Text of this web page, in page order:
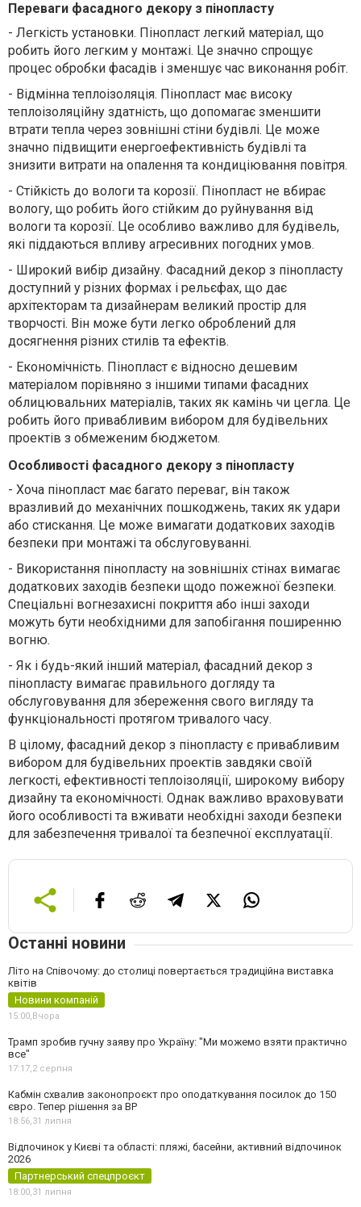
Переваги фасадного декору з пінопласту
- Легкість установки. Пінопласт легкий матеріал, що
робить його легким у монтажі. Це значно спрощує
процес обробки фасадів і зменшує час виконання робіт.
- Відмінна теплоізоляція. Пінопласт має високу
теплоізоляційну здатність, що допомагає зменшити
втрати тепла через зовнішні стіни будівлі. Це може
значно підвищити енергоефективність будівлі та
знизити витрати на опалення та кондиціювання повітря.
- Стійкість до вологи та корозії. Пінопласт не вбирає
вологу, що робить його стійким до руйнування від
вологи та корозії. Це особливо важливо для будівель,
які піддаються впливу агресивних погодних умов.
- Широкий вибір дизайну. Фасадний декор з пінопласту
доступний у різних формах і рельєфах, що дає
архітекторам та дизайнерам великий простір для
творчості. Він може бути легко оброблений для
досягнення різних стилів та ефектів.
- Економічність. Пінопласт є відносно дешевим
матеріалом порівняно з іншими типами фасадних
облицювальних матеріалів, таких як камінь чи цегла. Це
робить його привабливим вибором для будівельних
проектів з обмеженим бюджетом.
Особливості фасадного декору з пінопласту
- Хоча пінопласт має багато переваг, він також
вразливий до механічних пошкоджень, таких як удари
або стискання. Це може вимагати додаткових заходів
безпеки при монтажі та обслуговуванні.
- Використання пінопласту на зовнішніх стінах вимагає
додаткових заходів безпеки щодо пожежної безпеки.
Спеціальні вогнезахисні покриття або інші заходи
можуть бути необхідними для запобігання поширенню
вогню.
- Як і будь-який інший матеріал, фасадний декор з
пінопласту вимагає правильного догляду та
обслуговування для збереження свого вигляду та
функціональності протягом тривалого часу.
В цілому, фасадний декор з пінопласту є привабливим
вибором для будівельних проектів завдяки своїй
легкості, ефективності теплоізоляції, широкому вибору
дизайну та економічності. Однак важливо враховувати
його особливості та вживати необхідні заходи безпеки
для забезпечення тривалої та безпечної експлуатації.
Останні новини
Літо на Співочому: до столиці повертається традиційна виставка
квітів
Новини компаній
15:00, Вчора
Трамп зробив гучну заяву про Україну: "Ми можемо взяти практично
все"
17:17,2 серпня
Кабмін схвалив законопроєкт про оподаткування посилок до 150
євро. Тепер рішення за ВР
18:56,31 липня
Відпочинок у Києві та області: пляжі, басейни, активний відпочинок
2026
Партнерський спецпроєкт
18:00,31 липня